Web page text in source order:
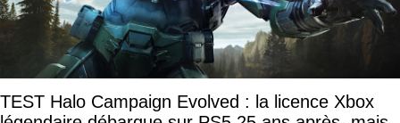
TEST Halo Campaign Evolved : la licence Xbox